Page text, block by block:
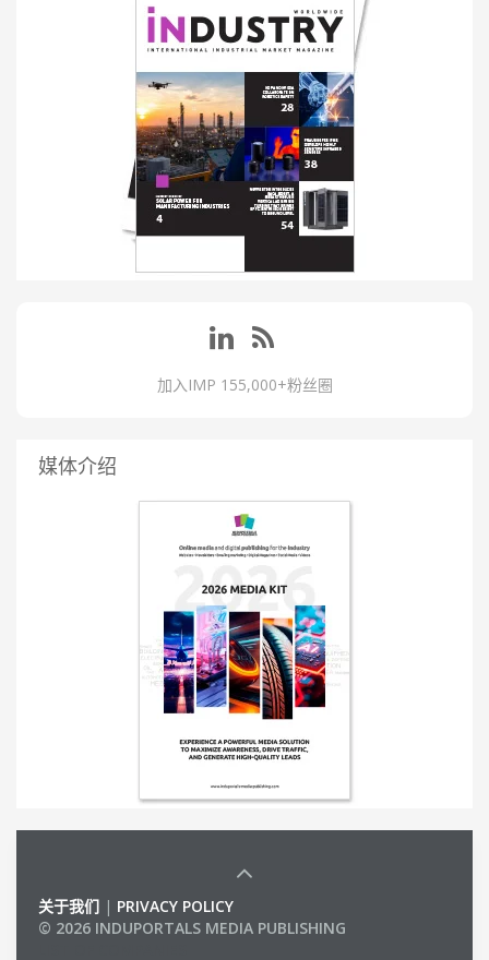
加入IMP 155,000+粉丝圈
媒体介绍
关于我们 | PRIVACY POLICY
© 2026 INDUPORTALS MEDIA PUBLISHING